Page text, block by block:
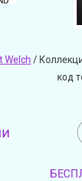
Welch /
код